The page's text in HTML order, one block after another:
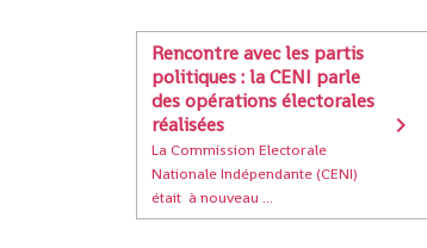
Rencontre avec les partis
politiques : la CENI parle
des opérations électorales
réalisées
La Commission Electorale
Nationale Indépendante (CENI)
était à nouveau ...